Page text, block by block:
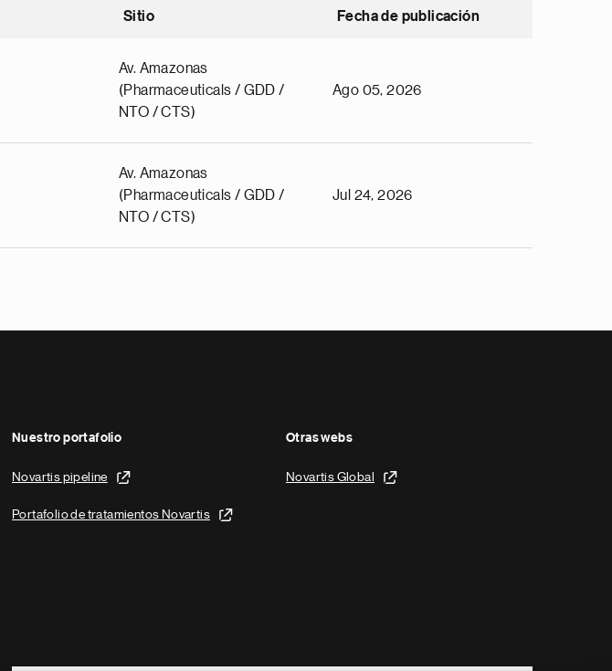
Sitio Fecha de publicación
Av. Amazonas
(Pharmaceuticals / GDD /
NTO / CTS)
Ago 05, 2026
Av. Amazonas
(Pharmaceuticals / GDD /
NTO / CTS)
Jul 24, 2026
Nuestro portafolio
Novartis pipeline
Portafolio de tratamientos Novartis
Otras webs
Novartis Global